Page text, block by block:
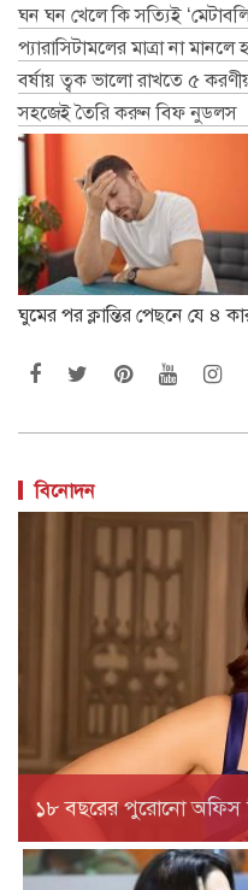
ঘন ঘন খেলে কি সত্যিই
প্যারাসিটামলের মাত্রা না
বর্ষায় ত্বক ভালো রাখতে ৫
সহজেই তৈরি করুন বিফ নুডলস
ঘুমের পর ক্লান্তির পেছনে যে ৪
বিনোদন
১৮ বছরের পুরোনো অফিস